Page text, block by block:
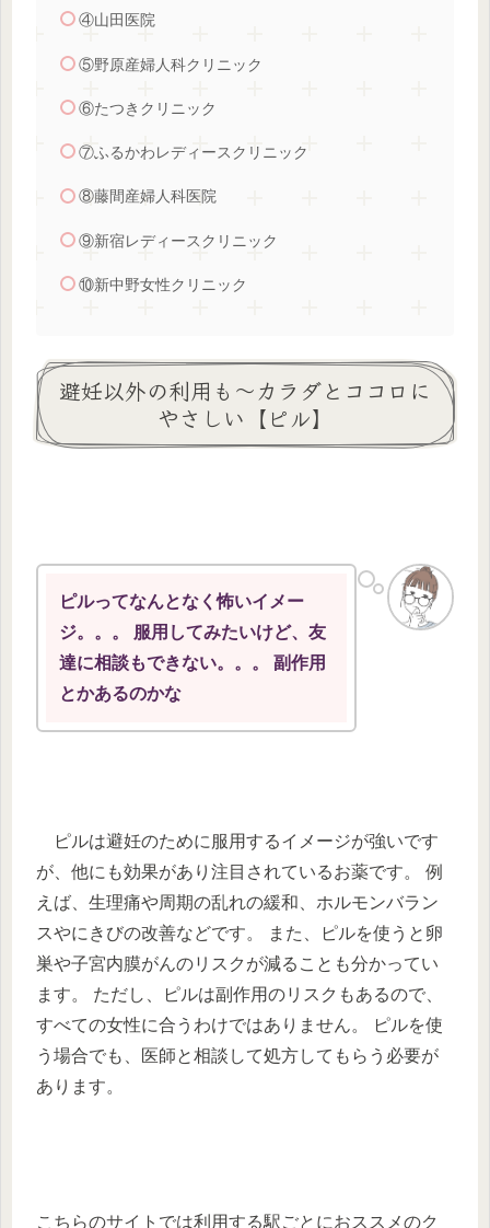
④山田医院
⑤野原産婦人科クリニック
⑥たつきクリニック
⑦ふるかわレディースクリニック
⑧藤間産婦人科医院
⑨新宿レディースクリニック
⑩新中野女性クリニック
避妊以外の利用も～カラダとココロに
やさしい【ピル】
ピルってなんとなく怖いイメー
ジ。。。 服用してみたいけど、友
達に相談もできない。。。 副作用
とかあるのかな
ピルは避妊のために服用するイメージが強いです
が、他にも効果があり注目されているお薬です。 例
えば、生理痛や周期の乱れの緩和、ホルモンバラン
スやにきびの改善などです。 また、ピルを使うと卵
巣や子宮内膜がんのリスクが減ることも分かってい
ます。 ただし、ピルは副作用のリスクもあるので、
すべての女性に合うわけではありません。 ピルを使
う場合でも、医師と相談して処方してもらう必要が
あります。
こちらのサイトでは利用する駅ごとにおススメのク